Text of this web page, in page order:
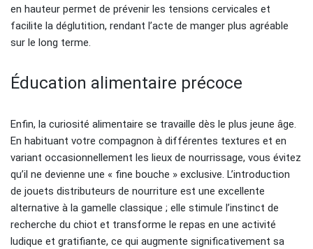
en hauteur permet de prévenir les tensions cervicales et
facilite la déglutition, rendant l’acte de manger plus agréable
sur le long terme.
Éducation alimentaire précoce
Enfin, la curiosité alimentaire se travaille dès le plus jeune âge.
En habituant votre compagnon à différentes textures et en
variant occasionnellement les lieux de nourrissage, vous évitez
qu’il ne devienne une « fine bouche » exclusive. L’introduction
de jouets distributeurs de nourriture est une excellente
alternative à la gamelle classique ; elle stimule l’instinct de
recherche du chiot et transforme le repas en une activité
ludique et gratifiante, ce qui augmente significativement sa